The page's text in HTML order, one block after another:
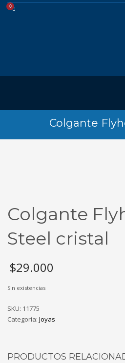
Colgante
Colgante
Steel cristal
$29.000
Sin existencias
SKU: 11775
Categoría: Joyas
PRODUCTOS